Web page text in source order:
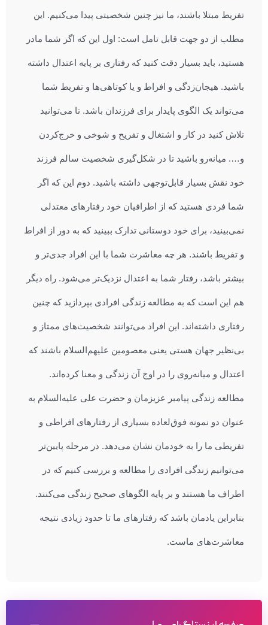
تفریط مبتلا باشند، ما نیز چنین شخصیتی پیدا می‌کنیم. این
مطلب از دو جهت قابل تامل است: اول این که اگر شما مادر
هستید، باید بسیار دقت کنید که رفتاری بر پایه اعتدال داشته
باشید. هیجان‌زدگی و افراط و یا کوتاهی‌ها و تفریط شما
می‌تواند یک الگوی پایدار برای فرزندان باشد. تا می‌توانید
تلاش کنید در کار و اشتغال و تفریح و شوخی و خرج‌کردن
و…. میانه‌رو باشید تا در شکل‌گیری شخصیت سالم فرزند
خود نقش بسیار قابل‌توجهی داشته باشید. دوم این که اگر
شما فردی هستید که از اطرافیان خود رفتارهای معتدلی
نمی‌بینید، برای خود دوستانی تدارک ببینید که به دور از افراط
و تفریط باشند. هر چه معاشرت شما با این افراد جدی‌تر و
بیشتر باشد، رفتار شما به اعتدال نزدیک‌تر می‌شود. راه دیگر
هم این است که به مطالعه زندگی افرادی بپردازید که چنین
رفتاری داشته‌اند. این افراد می‌توانند شخصیت‌های ممتاز و
بی‌نظیر جهان هستی یعنی معصومین علیهم‌السلام باشند که
اعتدال و میانه‌روی را در اوج آن زندگی و معنا کرده‌اند.
مطالعه زندگی پیامبر عزیزمان و حضرت علی علیه‌السلام به
عنوان دو نمونه فوق‌لعاده بسیاری از رفتارهای افراطی و
تفریطی ما را به خودمان نشان می‌دهد. در مرحله پایین‌تر
می‌توانیم زندگی افرادی را مطالعه و بررسی کنیم که در
اطراف ما هستند و بر پایه الگوهای صحیح زندگی می‌کنند.
بنابراین یادمان باشد که رفتارهای ما تا حدود زیادی نتیجه
معاشرت‌های ماست.